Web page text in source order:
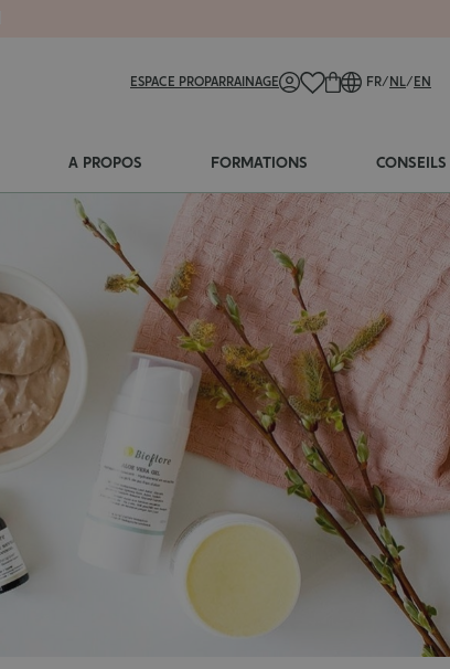
ESPACE PROPARRAINAGE FR/NL/EN
A PROPOS FORMATIONS CONSEILS